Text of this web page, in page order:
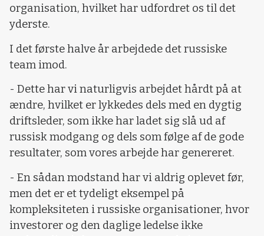
organisation, hvilket har udfordret os til det
yderste.
I det første halve år arbejdede det russiske
team imod.
- Dette har vi naturligvis arbejdet hårdt på at
ændre, hvilket er lykkedes dels med en dygtig
driftsleder, som ikke har ladet sig slå ud af
russisk modgang og dels som følge af de gode
resultater, som vores arbejde har genereret.
- En sådan modstand har vi aldrig oplevet før,
men det er et tydeligt eksempel på
kompleksiteten i russiske organisationer, hvor
investorer og den daglige ledelse ikke